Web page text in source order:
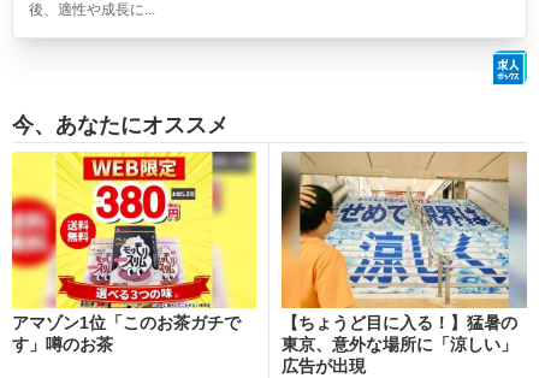
後、適性や成長に...
今、あなたにオススメ
アマゾン1位「このお茶ガチで
す」噂のお茶
【ちょうど目に入る！】猛暑の
東京、意外な場所に「涼しい」
広告が出現